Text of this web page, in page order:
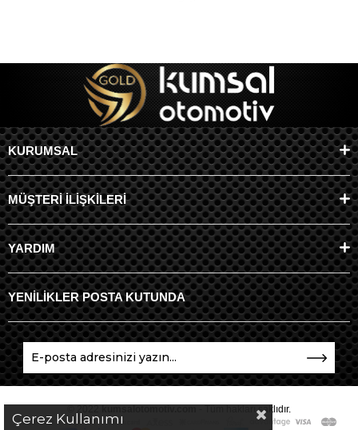
KURUMSAL
MÜŞTERİ İLİŞKİLERİ
YARDIM
YENİLİKLER POSTA KUTUNDA
- Tüm hakları saklıdır.
Çerez Kullanımı